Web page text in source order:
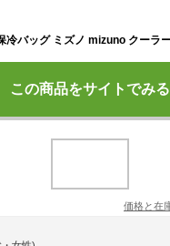
この商品をサイトでみる
価格と在